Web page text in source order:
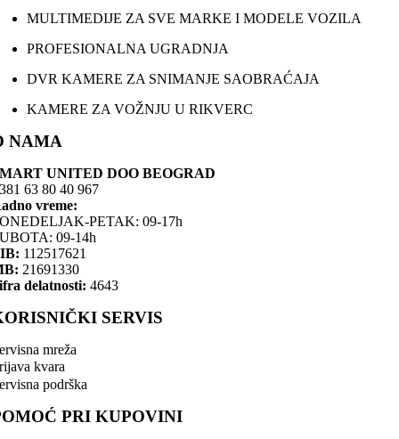
MULTIMEDIJE ZA SVE MARKE I MODELE VOZILA
PROFESIONALNA UGRADNJA
DVR KAMERE ZA SNIMANJE SAOBRAĆAJA
KAMERE ZA VOŽNJU U RIKVERC
NAMA
UNITED DOO BEOGRAD
63 80 40 967
vreme:
PETAK: 09-17h
09-14h
112517621
21691330
delatnosti: 4643
SERVIS
mreža
kvara
podrška
PRI KUPOVINI